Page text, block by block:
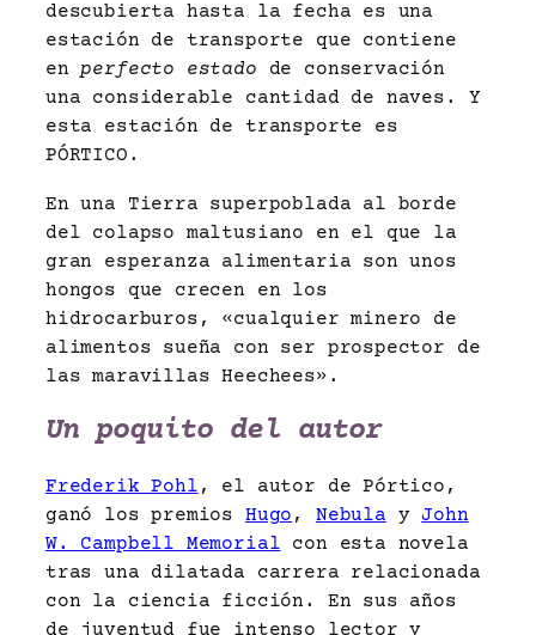
descubierta hasta la fecha es una
estación de transporte que contiene
enperfecto estado de conservación
una considerable cantidad de naves. Y
esta estación de transporte es
PÓRTICO.
En una Tierra superpoblada al borde
del colapso maltusiano en el que la
gran esperanza alimentaria son unos
hongos que crecen en los
hidrocarburos, «cualquier minero de
alimentos sueña con ser prospector de
las maravillas Heechees».
Un poquito del autor
Frederik Pohl, el autor de Pórtico,
ganó los premios Hugo,NebulayJohn
W. Campbell Memorialcon esta novela
tras una dilatada carrera relacionada
con la ciencia ficción. En sus años